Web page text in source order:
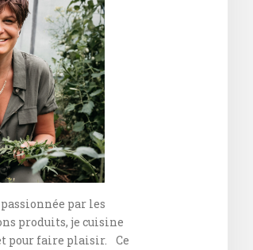
par les
produits, je cuisine
pour faire plaisir. Ce